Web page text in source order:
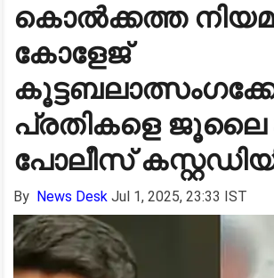
കൊൽക്കത്ത നിയമ
കോളേജ്
പ്രതികളെ ജൂലൈ
പോലീസ്
By News Desk Jul 1, 2025, 23:33 IST